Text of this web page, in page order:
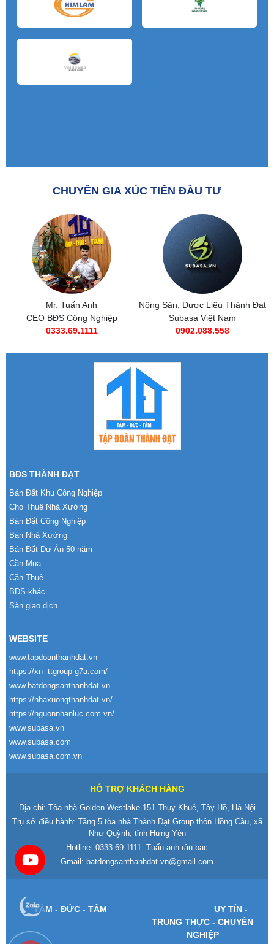
CHUYÊN GIA XÚC TIẾN ĐẦU TƯ
Nông Sản, Dược Liệu Thành Đạt
Subasa Việt Nam
0902.088.558
Subasa Việt Nam
Chuỗi đồ ăn nhanh Subasa
0985 269 685
BĐS THÀNH ĐẠT
Bán Đất Khu Công Nghiệp
Cho Thuê Nhà Xưởng
Bán Đất Công Nghiệp
Bán Nhà Xưởng
Bán Đất Dự Án 50 năm
Cần Mua
Cần Thuê
BĐS khác
Sàn giao dịch
WEBSITE
www.tapdoanthanhdat.vn
https://xn--ttgroup-g7a.com/
www.batdongsanthanhdat.vn
https://nhaxuongthanhdat.vn/
https://nguonnhanluc.com.vn/
www.subasa.vn
www.subasa.com
www.subasa.com.vn
HỖ TRỢ KHÁCH HÀNG
Địa chỉ: Tòa nhà Golden Westlake 151 Thụy Khuê, Tây Hồ, Hà Nội
Trụ sở điều hành: Tầng 5 tòa nhà Thành Đạt Group thôn Hồng Cầu, xã
Như Quỳnh, tỉnh Hưng Yên
Hotline: 0333.69.1111. Tuấn anh râu bạc
Gmail: batdongsanthanhdat.vn@gmail.com
TÂM - ĐỨC - TẦM UY TÍN -
TRUNG THỰC - CHUYÊN
NGHIỆP